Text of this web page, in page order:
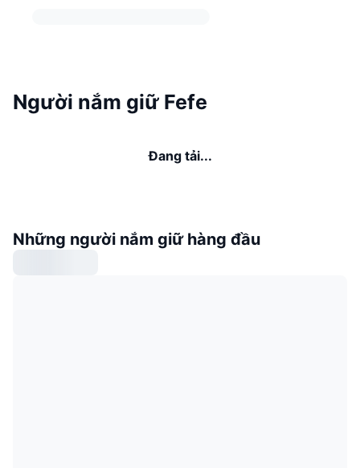
Người nắm giữ Fefe
Đang tải...
Những người nắm giữ hàng đầu